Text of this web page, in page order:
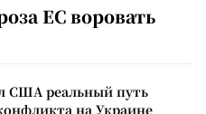
ЕС воровать
США реальный путь
на Украине